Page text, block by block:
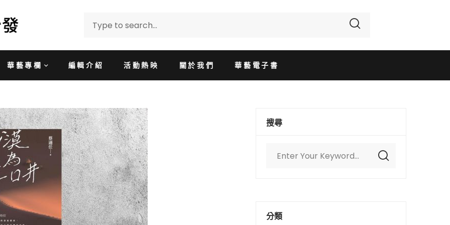
華藝專欄 編輯介紹 活動熱映 關於我們 華藝電子書
搜尋
分類